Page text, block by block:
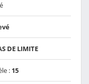
DE LIMITE
: 15